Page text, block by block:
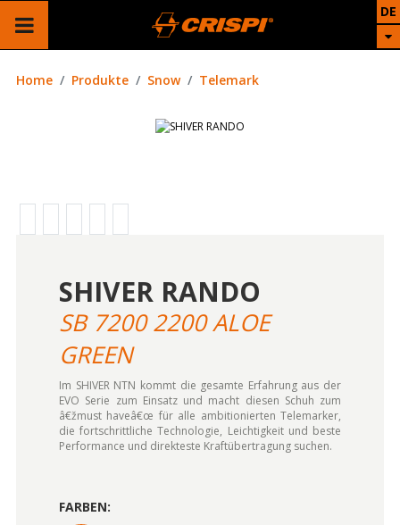
DE
Home Produkte Snow Telemark
SHIVER RANDO
SB 7200 2200 ALOE
GREEN
Im SHIVER NTN kommt die gesamte Erfahrung aus der
EVO Serie zum Einsatz und macht diesen Schuh zum
â€žmust haveâ€œ für alle ambitionierten Telemarker,
die fortschrittliche Technologie, Leichtigkeit und beste
Performance und direkteste Kraftübertragung suchen.
FARBEN: